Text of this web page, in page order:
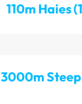
110m Haies
3000m